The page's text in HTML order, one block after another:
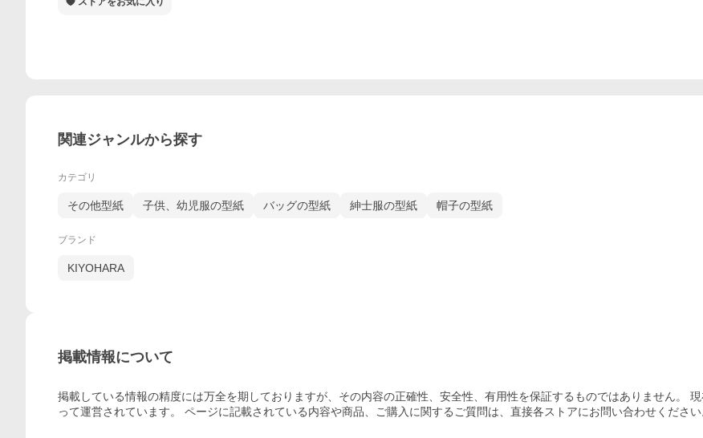
関連ジャンルから探す
カテゴリ
その他型紙 子供、幼児服の型紙 バッグの型紙 紳士服の型紙 帽子の型紙
ブランド
KIYOHARA
掲載情報について
掲載している情報の精度には万全を期しておりますが、その内容の正確性、安全性、有用性を保証するものではありません。
って運営されています。 ページに記載されている内容や商品、ご購入 に関するご質問は、直接各ストアにお問い合わせください